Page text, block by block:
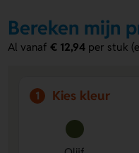
een logo, naam of eigen
op.
Rugtas RPET
Duurzaam en eco
met gerecyclede
Bereken mijn
Al vanaf€ 12,94 per stuk
1 Kies kleur